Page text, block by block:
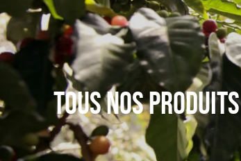
Tous nos produits